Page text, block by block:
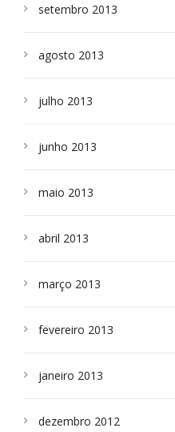
setembro 2013
agosto 2013
julho 2013
junho 2013
maio 2013
abril 2013
março 2013
fevereiro 2013
janeiro 2013
dezembro 2012